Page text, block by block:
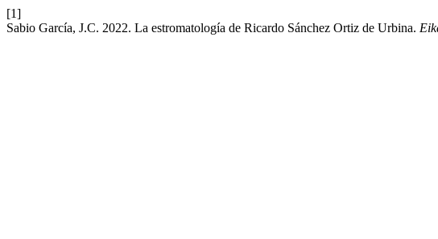
[1]
Sabio García, J.C. 2022. La estromatología de Ricardo Sánchez Ortiz de Urbina.